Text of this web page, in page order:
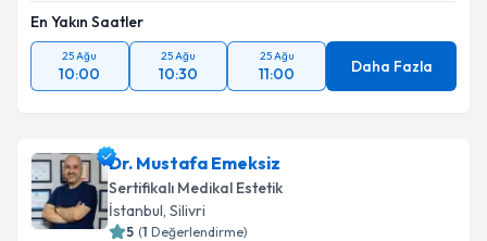
En Yakın Saatler
25 Ağu
10:00
25 Ağu
10:30
25 Ağu
11:00 Daha Fazla
Dr. Mustafa Emeksiz
Sertifikalı Medikal Estetik
İstanbul, Silivri
5 (1 Değerlendirme)